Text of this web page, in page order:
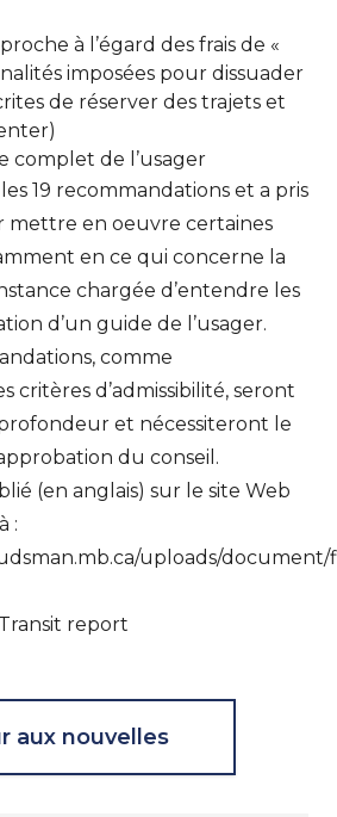
à l’égard des frais de «
imposées pour dissuader
de réserver des trajets et
complet de l’usager
19 recommandations et a pris
mettre en oeuvre certaines
en ce qui concerne la
chargée d’entendre les
d’un guide de l’usager.
comme
critères d’admissibilité, seront
et nécessiteront le
du conseil.
(en anglais) sur le site Web
:
uploads/document/
aux nouvelles